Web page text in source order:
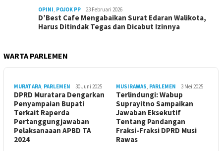
OPINI, POJOK PP 23 Februari 2026
D’Best Cafe Mengabaikan Surat Edaran Walikota,
Harus Ditindak Tegas dan Dicabut Izinnya
WARTA PARLEMEN
MURATARA, PARLEMEN 30 Juni 2025
DPRD Muratara Dengarkan
Penyampaian Bupati
Terkait Raperda
Pertanggungjawaban
Pelaksanaaan APBD TA
2024
MUSIRAWAS, PARLEMEN 3 Mei 2025
Terlindungi: Wabup
Suprayitno Sampaikan
Jawaban Eksekutif
Tentang Pandangan
Fraksi-Fraksi DPRD Musi
Rawas